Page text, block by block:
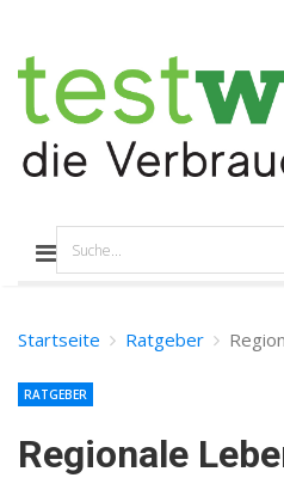
Startseite Ratgeber
Regionale
RATGEBER